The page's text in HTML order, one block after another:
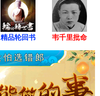
精品轮回书 韦千里批命